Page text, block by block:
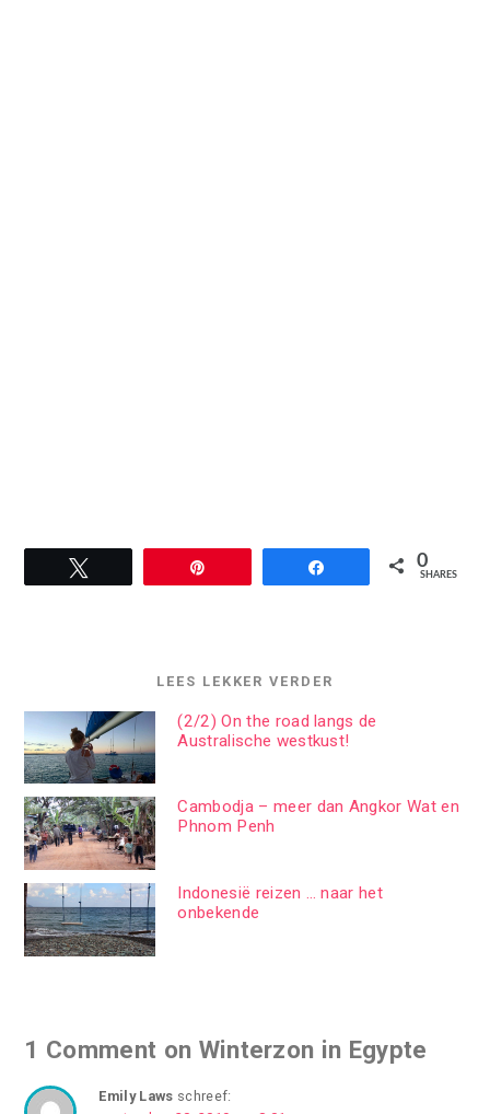
0
SHARES
LEES LEKKER VERDER
(2/2) On the road langs de
Australische westkust!
Cambodja – meer dan Angkor Wat en
Phnom Penh
Indonesië reizen … naar het
onbekende
1 Comment on Winterzon in Egypte
Emily Laws schreef: